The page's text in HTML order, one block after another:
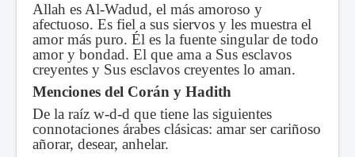
Allah es Al-Wadud, el más amoroso y
afectuoso. Es fiel a sus siervos y les muestra el
amor más puro. Él es la fuente singular de todo
amor y bondad. El que ama a Sus esclavos
creyentes y Sus esclavos creyentes lo aman.
Menciones del Corán y Hadith
De la raíz w-d-d que tiene las siguientes
connotaciones árabes clásicas: amar ser cariñoso
añorar, desear, anhelar.